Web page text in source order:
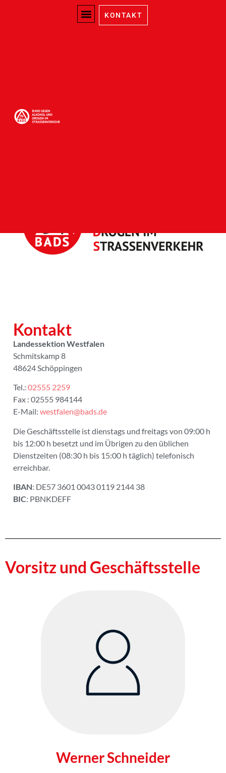
KONTAKT
Landessektion
Kontakt
Landessektion Westfalen
Schmitskamp 8
48624 Schöppingen
Tel.: 02555 2259
Fax : 02555 984144
E-Mail: westfalen@bads.de
Die Geschäftsstelle ist dienstags und freitags von 09:00 h
bis 12:00 h besetzt und im Übrigen zu den üblichen
Dienstzeiten (08:30 h bis 15:00 h täglich) telefonisch
erreichbar.
IBAN: DE57 3601 0043 0119 2144 38
BIC: PBNKDEFF
Vorsitz und Geschäftsstelle
Werner Schneider